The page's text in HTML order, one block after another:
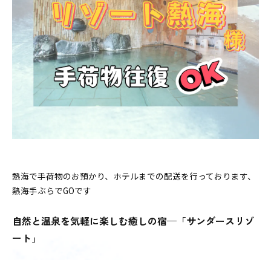
熱海で手荷物のお預かり、ホテルまでの配送を行っております、
熱海手ぶらでGOです
自然と温泉を気軽に楽しむ癒しの宿—「サンダースリゾ
ート」